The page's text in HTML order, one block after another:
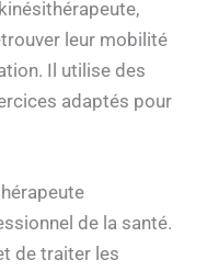
leur mobilité
Il utilise des
adaptés pour
de la santé.
de traiter les